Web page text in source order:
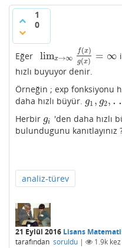
1
0
Eğer limx→∞
f(x)
g(x) = ∞
limx→∞f x)g(x =∞
hızlı buyuyor denir.
Örneğin ; exp fonksiyonu
daha hızlı büyür. g1 , g2, . .
g1 ,g2,.. .
Herbir gi
gi 'den daha hızlı
bulundugunu kanıtlayınız
analiz-türev
21 Eylül 2016 Lisans
tarafından soruldu | 1.9k